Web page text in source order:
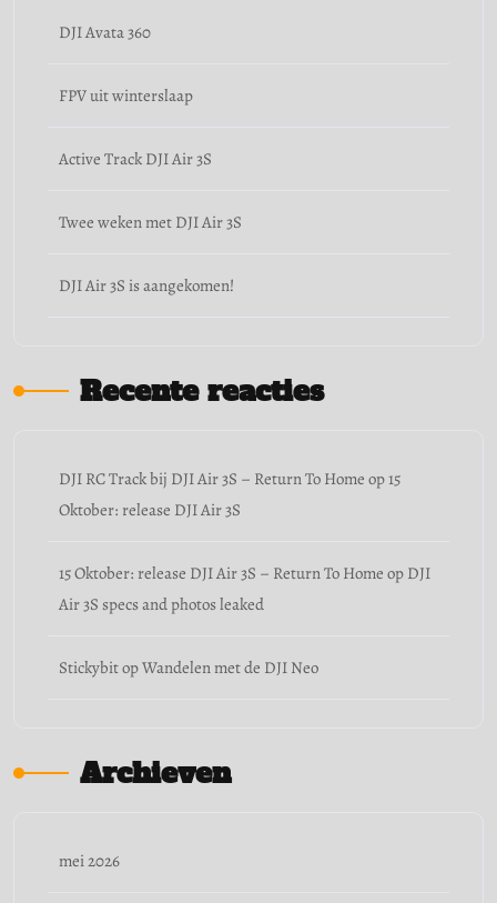
DJI Avata 360
FPV uit winterslaap
Active Track DJI Air 3S
Twee weken met DJI Air 3S
DJI Air 3S is aangekomen!
Recente reacties
DJI RC Track bij DJI Air 3S – Return To Home op15
Oktober: release DJI Air 3S
15 Oktober: release DJI Air 3S – Return To Home op DJI
Air 3S specs and photos leaked
StickybitopWandelen met de DJI Neo
Archieven
mei 2026